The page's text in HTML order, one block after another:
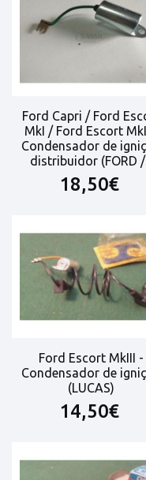
Ford Capri / Ford
MkI / Ford Escort
Condensador de
distribuidor (FORD /
18,50€
Ford Escort MkIII -
Condensador de
(LUCAS)
14,50€